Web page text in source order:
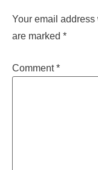
Your email
are marked *
Comment*